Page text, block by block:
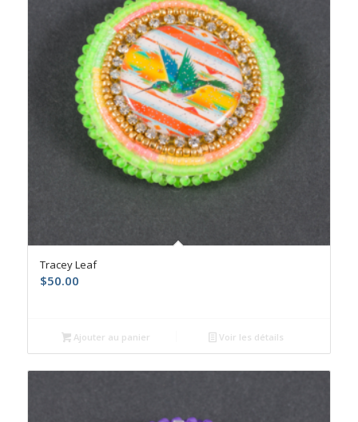
Tracey Leaf
$50.00
Ajouter au panier Voir les détails